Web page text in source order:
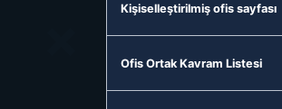
Kişiselleştirilmiş ofis sayfası
Ofis Ortak Kavram Listesi